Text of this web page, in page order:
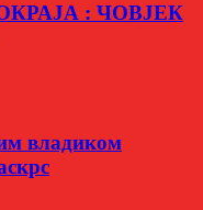
: ЧОВЈЕК
владиком